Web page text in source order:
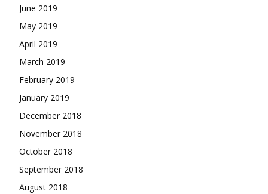
June 2019
May 2019
April 2019
March 2019
February 2019
January 2019
December 2018
November 2018
October 2018
September 2018
August 2018